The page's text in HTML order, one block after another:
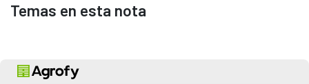
Temas en esta nota